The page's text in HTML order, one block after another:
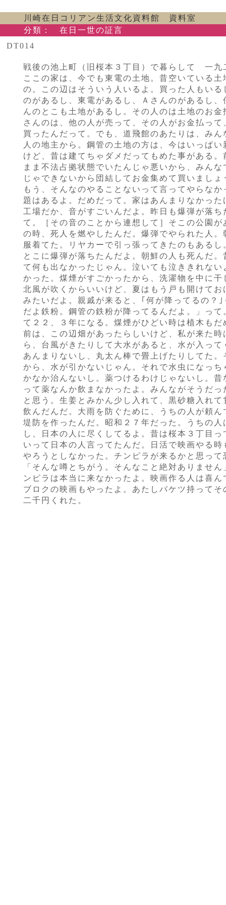
川崎在日コリアン生活文化資料館 資料室
分類：
在日一世の証言
DT014
戦後の池上町（旧桜本３丁目）で暮らして 一九
ここの家は、今でも東電の土地。昔空いている
の。この辺はそういう人いるよ。買った人もい
のがあるし、東電があるし、Ａさんのがあるし
んのとこも土地があるし。その人のは土地のお
さんのは、他の人が売って、その人がお金払っ
買ったんだって。でも、道飛館のあたりは、み
人の地主から。鋼管の土地の方は、今はいっぱ
けど、昔は建てちゃダメだってもめた事がある
まま不法占拠状態でいたんじゃ悪いから、みん
じゃできないから団結してお金集めて買いまし
もう、そんなのやることないって言ってやらな
題はあるよ。だめだって。家はあんまりなかっ
工場だか、音がすごいんだよ。昨日も爆弾が落
て。［その音のことから連想して］そこの公園
の時、死人を燃やしたんだ。爆弾でやられた人
服着てた。リヤカーで引っ張ってきたのもある
とこに爆弾が落ちたんだよ。朝鮮の人も死んだ
て何も出なかったじゃん。泣いても泣ききれな
かった。煤煙がすごかったから、洗濯物を中に
北風が吹くからいいけど、夏はもう戸も開けて
みたいだよ。親戚が来ると、｢何が降ってるの？
だよ鉄粉。鋼管の鉄粉が降ってるんだよ。」っ
て２２、３年になる。煤煙がひどい時は植木も
前は、この辺畑があったらしいけど、私が来た
ら、台風がきたりして大水があると、水が入っ
あんまりないし、丸太ん棒で畳上げたりしてた
から、水が引かないじゃん。それで水虫になっ
かなか治んないし。薬つけるわけじゃないし。
って薬なんか飲まなかったよ。みんながそうだ
と思う。生姜とみかん少し入れて、黒砂糖入れ
飲んだんだ。大雨を防ぐために、うちの人が頼
堤防を作ったんだ。昭和２７年だった。うちの人
し、日本の人に尽くしてるよ。昔は桜本３丁目
いって日本の人言ってたんだ。日活で映画やる
やろうとしなかった。チンピラが来るかと思って
「そんな噂とちがう。そんなこと絶対ありませ
ンピラは本当に来なかったよ。映画作る人は喜
ブロクの映画もやったよ。あたしバケツ持って
二千円くれた。